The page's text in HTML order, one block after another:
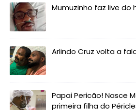
Mumuzinho faz live do
Arlindo Cruz volta a
Papai Pericão! Nasce
primeira filha do